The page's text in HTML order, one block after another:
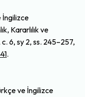
İngilizce
Kararlılık ve
c. 6, sy 2, ss. 245–257,
.
ve İngilizce